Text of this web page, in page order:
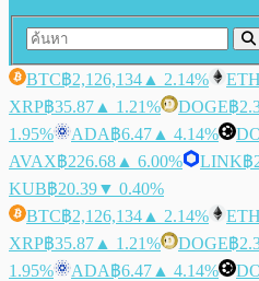
BTC฿2,126,134 ▲ 2.14% ETH
XRP฿35.87 ▲ 1.21% DOGE฿
1.95%
ADA฿6.47 ▲ 4.14%
AVAX฿226.68 ▲ 6.00% LINK฿
KUB฿20.39▼ 0.40%
BTC฿2,126,134 ▲ 2.14% ETH
XRP฿35.87 ▲ 1.21% DOGE฿
1.95%
ADA฿6.47 ▲ 4.14%